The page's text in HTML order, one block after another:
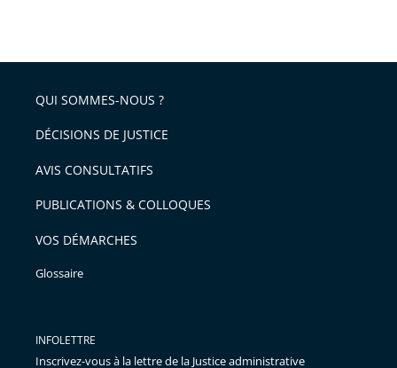
QUI SOMMES-NOUS ?
DÉCISIONS DE JUSTICE
AVIS CONSULTATIFS
PUBLICATIONS & COLLOQUES
VOS DÉMARCHES
Glossaire
INFOLETTRE
Inscrivez-vous à la lettre de la Justice administrative